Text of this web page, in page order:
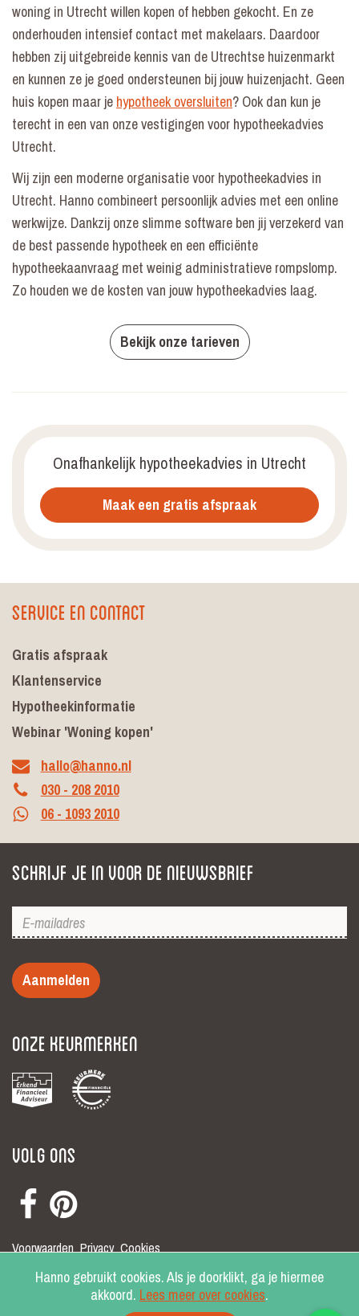
woning in Utrecht willen kopen of hebben gekocht. En ze
onderhouden intensief contact met makelaars. Daardoor
hebben zij uitgebreide kennis van de Utrechtse huizenmarkt
en kunnen ze je goed ondersteunen bij jouw huizenjacht. Geen
huis kopen maar je hypotheek oversluiten? Ook dan kun je
terecht in een van onze vestigingen voor hypotheekadvies
Utrecht.
Wij zijn een moderne organisatie voor hypotheekadvies in
Utrecht. Hanno combineert persoonlijk advies met een online
werkwijze. Dankzij onze slimme software ben jij verzekerd van
de best passende hypotheek en een efficiënte
hypotheekaanvraag met weinig administratieve rompslomp.
Zo houden we de kosten van jouw hypotheekadvies laag.
Bekijk onze tarieven
Onafhankelijk hypotheekadvies in Utrecht
Maak een gratis afspraak
Service en contact
Gratis afspraak
Klantenservice
Hypotheekinformatie
Webinar 'Woning kopen'
hallo@hanno.nl
030 - 208 2010
06 - 1093 2010
Schrijf je in voor de nieuwsbrief
Aanmelden
Onze keurmerken
Volg ons
Voorwaarden Privacy Cookies
Hanno gebruikt cookies. Als je doorklikt, ga je hiermee
akkoord. Lees meer over cookies.